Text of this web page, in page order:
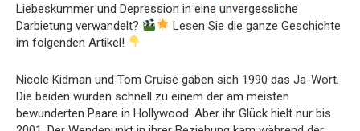
Liebeskummer und Depression in eine unvergessliche
Darbietung verwandelt?
Lesen Sie die ganze Geschichte
im folgenden Artikel!
Nicole Kidman und Tom Cruise gaben sich 1990 das Ja-Wort.
Die beiden wurden schnell zu einem der am meisten
bewunderten Paare in Hollywood. Aber ihr Glück hielt nur bis